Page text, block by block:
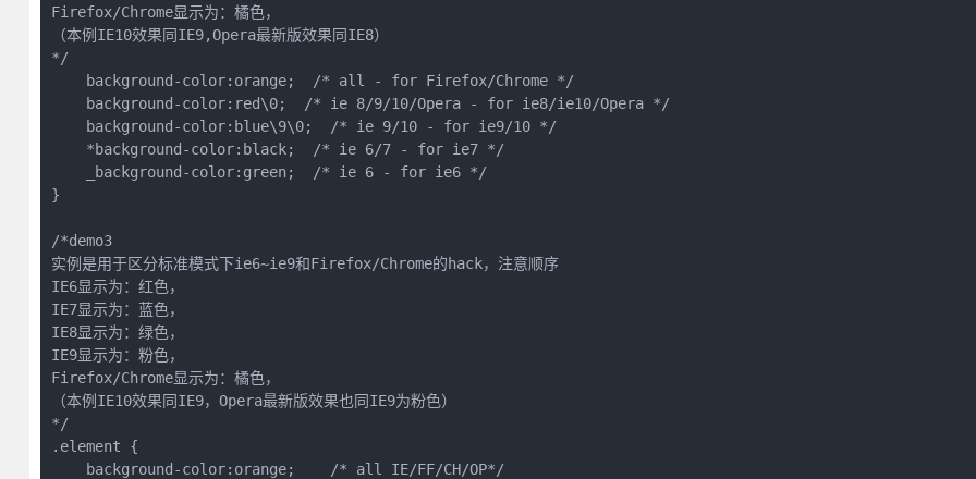
Firefox/Chrome显示为：橘色，
（本例IE10效果同IE9,Opera最新版效果同IE8）
*/
    background-color:orange;  /* all - for Firefox/Chrome */
    background-color:red\0;  /* ie 8/9/10/Opera - for ie8/ie10/Opera */
    background-color:blue\9\0;  /* ie 9/10 - for ie9/10 */
    *background-color:black;  /* ie 6/7 - for ie7 */
    _background-color:green;  /* ie 6 - for ie6 */
}
/*demo3
实例是用于区分标准模式下ie6~ie9和Firefox/Chrome的hack，注意顺序
IE6显示为：红色，
IE7显示为：蓝色，
IE8显示为：绿色，
IE9显示为：粉色，
Firefox/Chrome显示为：橘色，
（本例IE10效果同IE9，Opera最新版效果也同IE9为粉色）
*/
.element {
    background-color:orange;    /* all IE/FF/CH/OP*/